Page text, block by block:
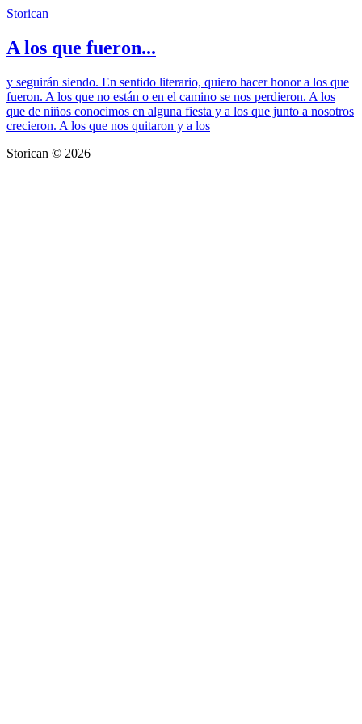
Storican
A los que fueron...
y seguirán siendo. En sentido literario, quiero hacer honor a los que
fueron. A los que no están o en el camino se nos perdieron. A los
que de niños conocimos en alguna fiesta y a los que junto a nosotros
crecieron. A los que nos quitaron y a los
Storican © 2026